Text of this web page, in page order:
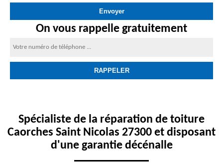
On vous rappelle gratuitement
Spécialiste de la réparation de toiture
Caorches Saint Nicolas 27300 et disposant
d'une garantie décénalle